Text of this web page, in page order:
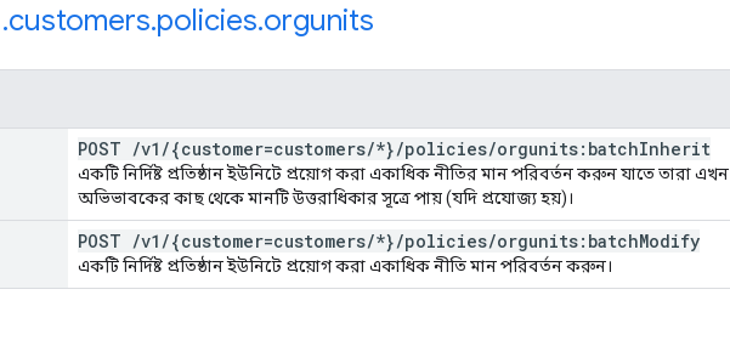
.customers.policies.orgunits
POST /v1 /{customer=customers/*}/policies/orgunits:batchInherit
একটি নির্দিষ্ট প্রতিষ্ঠান ইউনিটে প্রয়োগ করা একাধিক নীতির মান পরিবর্তন করুন যাতে তারা এখন
অভিভাবকের কাছ থেকে মানটি উত্তরাধিকার সূত্রে পায় (যদি প্রযোজ্য হয়)।
POST /v1 /{customer=customers/*}/policies/orgunits:batchModify
একটি নির্দিষ্ট প্রতিষ্ঠান ইউনিটে প্রয়োগ করা একাধিক নীতি মান পরিবর্তন করুন।